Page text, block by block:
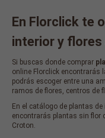
En Florclick te
interior y flores
Si buscas donde comprar
online Florclick encontrarás
podrás escoger entre una
ramos de flores, centros de
En el catálogo de plantas
encontrarás plantas sin flor
Croton.